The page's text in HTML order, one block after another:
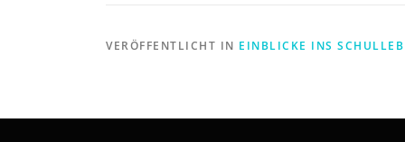
VERÖFFENTLICHT IN EINBLICKE INS